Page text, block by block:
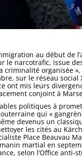
au début de
le narcotrafic, issue
criminalité organisée
sur le réseau
ont mis leurs
conjoint à
politiques à
qui «
devenus un
les cités au
Place Beauvau
martial en
selon l’Office